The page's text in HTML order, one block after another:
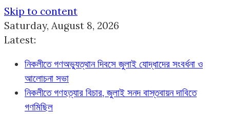
Skip to content
Saturday, August 8, 2026
Latest:
নিকলীতে গণঅভ্যুত্থান দিবসে জুলাই যোদ্ধাদের সংবর্ধনা ও
আলোচনা সভা
নিকলীতে গণহত্যার বিচার, জুলাই সনদ বাস্তবায়ন দাবিতে
গণমিছিল